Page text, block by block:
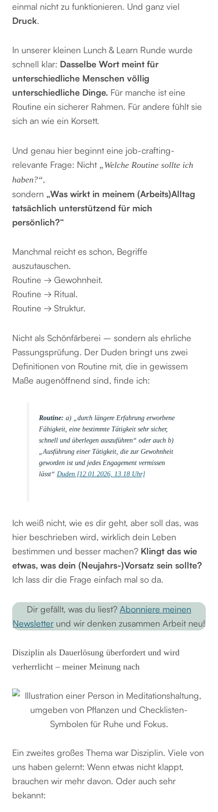
einmal nicht zu funktionieren. Und ganz viel
Druck.
In unserer kleinen Lunch & Learn Runde wurde
schnell klar: Dasselbe Wort meint für
unterschiedliche Menschen völlig
unterschiedliche Dinge. Für manche ist eine
Routine ein sicherer Rahmen. Für andere fühlt sie
sich an wie ein Korsett.
Und genau hier beginnt eine job-crafting-
relevante Frage: Nicht „Welche Routine sollte ich
haben?“,
sondern „Was wirkt in meinem (Arbeits)Alltag
tatsächlich unterstützend für mich
persönlich?“
Manchmal reicht es schon, Begriffe
auszutauschen.
Routine → Gewohnheit.
Routine → Ritual.
Routine → Struktur.
Nicht als Schönfärberei – sondern als ehrliche
Passungsprüfung. Der Duden bringt uns zwei
Definitionen von Routine mit, die in gewissem
Maße augenöffnend sind, finde ich:
Routine: a) „durch längere Erfahrung erworbene
Fähigkeit, eine bestimmte Tätigkeit sehr sicher,
schnell und überlegen auszuführen“ oder auch b)
„Ausführung einer Tätigkeit, die zur Gewohnheit
geworden ist und jedes Engagement vermissen
lässt“ Duden [12.01.2026, 13.18 Uhr]
Ich weiß nicht, wie es dir geht, aber soll das, was
hier beschrieben wird, wirklich dein Leben
bestimmen und besser machen? Klingt das wie
etwas, was dein (Neujahrs-)Vorsatz sein sollte?
Ich lass dir die Frage einfach mal so da.
Dir gefällt, was du liest? Abonniere meinen
Newsletter und wir denken zusammen Arbeit neu!
Disziplin als Dauerlösung überfordert und wird
verherrlicht – meiner Meinung nach
Ein zweites großes Thema war Disziplin. Viele von
uns haben gelernt: Wenn etwas nicht klappt,
brauchen wir mehr davon. Oder auch sehr
bekannt: